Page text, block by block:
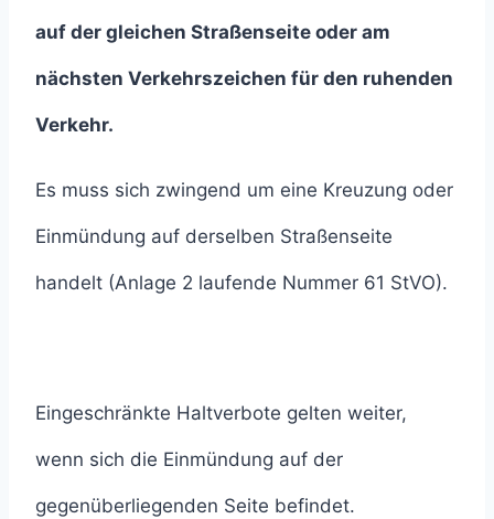
auf der gleichen Straßenseite oder am
nächsten Verkehrszeichen für den ruhenden
Verkehr.
Es muss sich zwingend um eine Kreuzung oder
Einmündung auf derselben Straßenseite
handelt (Anlage 2 laufende Nummer 61 StVO).
Eingeschränkte Haltverbote gelten weiter,
wenn sich die Einmündung auf der
gegenüberliegenden Seite befindet.